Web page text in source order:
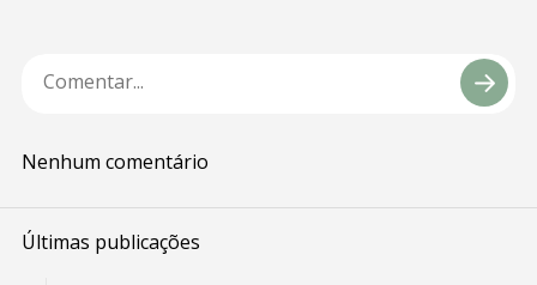
Nenhum comentário
Últimas publicações